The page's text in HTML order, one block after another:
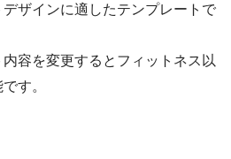
ザインに適したテンプレートで
容を変更するとフィットネス以
す。